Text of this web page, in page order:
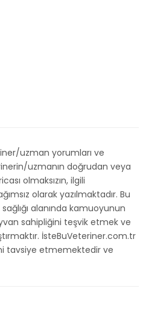
uzman yorumları ve
uzmanın doğrudan veya
olmaksızın, ilgili
olarak yazılmaktadır. Bu
alanında kamuoyunun
sahipliğini teşvik etmek ve
İsteBuVeteriner.com.tr
tavsiye etmemektedir ve